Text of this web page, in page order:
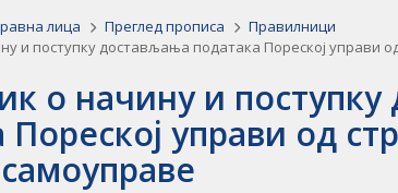
лица Преглед прописа
Правилници
и поступку достављања података Пореској управи
о начину и
Пореској управи од